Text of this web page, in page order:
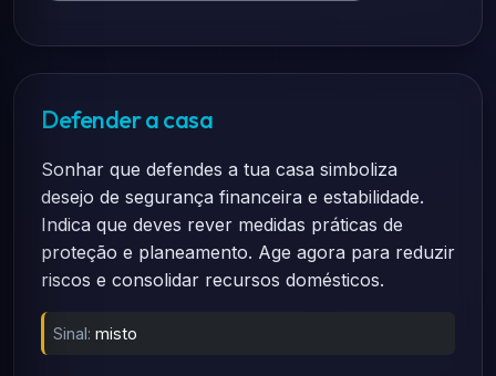
Defender a casa
Sonhar que defendes a tua casa simboliza
desejo de segurança financeira e estabilidade.
Indica que deves rever medidas práticas de
proteção e planeamento. Age agora para reduzir
riscos e consolidar recursos domésticos.
Sinal: misto